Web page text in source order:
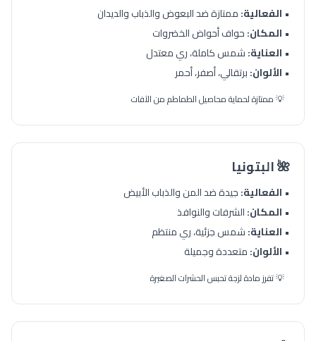
• الفعالية:ممتازة ضد البعوض والذباب والديدان
• المكان:حواف أحواض الخضروات
• العناية:شمس كاملة، ري معتدل
• الألوان:برتقالي، أصفر، أحمر
💡 ممتازة لحماية محاصيل الطماطم من الآفات
🌺 البتونيا
• الفعالية:جيدة ضد المن والذباب الأبيض
• المكان:الشرفات والنوافذ
• العناية:شمس جزئية، ري منتظم
• الألوان:متعددة وجميلة
💡 تفرز مادة لزجة تحبس الحشرات الصغيرة